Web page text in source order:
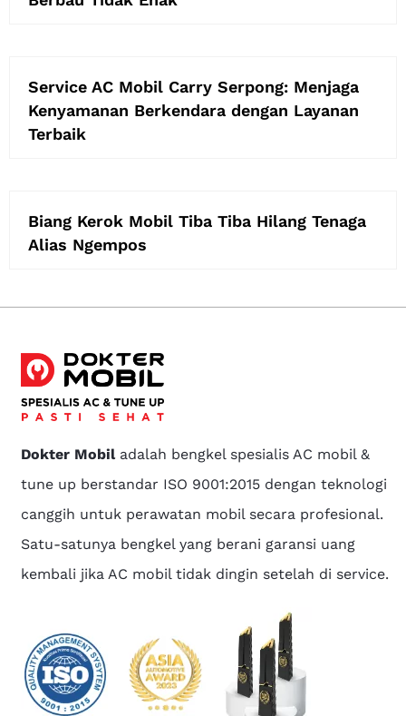
Service AC Mobil Carry Serpong: Menjaga
Kenyamanan Berkendara dengan Layanan
Terbaik
Biang Kerok Mobil Tiba Tiba Hilang Tenaga
Alias Ngempos
Dokter Mobiladalah bengkel spesialis AC mobil &
tune up berstandar ISO 9001:2015 dengan teknologi
canggih untuk perawatan mobil secara profesional.
Satu-satunya bengkel yang berani garansi uang
kembali jika AC mobil tidak dingin setelah di service.